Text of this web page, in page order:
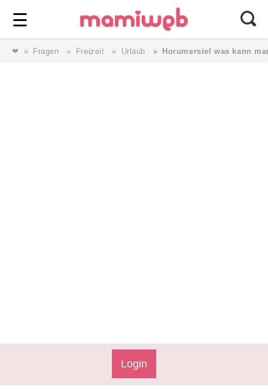
☰ ⎯ Wir lieben Familie ⎯
❤ Fragen Freizeit Urlaub Horumersiel was kann
Login